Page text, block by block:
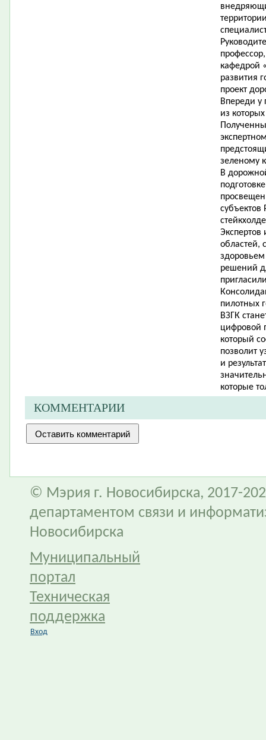
кафедрой
развития
проект
Впереди у
из
зеленому
В
Экспертов
областей,
здоровьем
решений
пилотных
ВЗГК
цифровой
который
позволит
и
которые
КОММЕНТАРИИ
© Мэрия г. Новосибирска, 2017-
департаментом связи и
Новосибирска
Муниципальный
портал
Техническая
поддержка
Вход